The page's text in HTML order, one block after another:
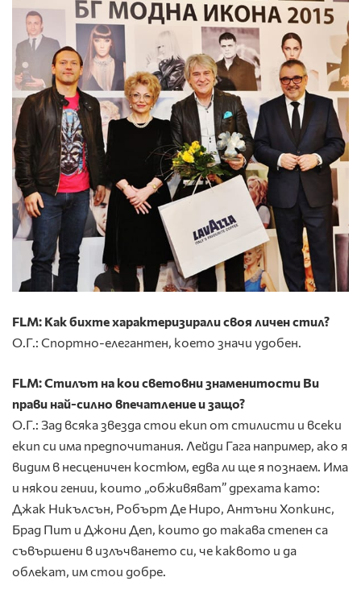
FLM: Как бихте характеризирали своя личен стил?
О.Г.: Спортно-елегантен, което значи удобен.
FLM: Стилът на кои световни знаменитости Ви
прави най-силно впечатление и защо?
О.Г.: Зад всяка звезда стои екип от стилисти и всеки
екип си има предпочитания. Лейди Гага например, ако я
видим в несценичен костюм, едва ли ще я познаем. Има
и някои гении, които „обживяват” дрехата като:
Джак Никълсън, Робърт Де Ниро, Антъни Хопкинс,
Брад Пит и Джони Деп, които до такава степен са
съвършени в излъчването си, че каквото и да
облекат, им стои добре.